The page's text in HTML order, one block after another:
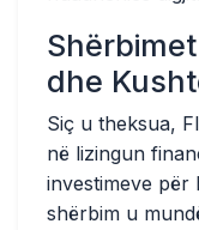
dhe
Siç u theksua,
në lizingun
investimeve për
shërbim u